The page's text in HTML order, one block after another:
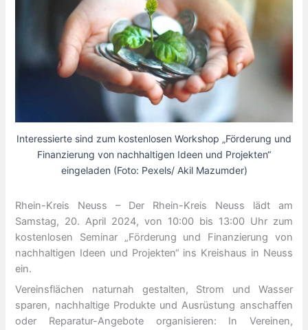
Interessierte sind zum kostenlosen Workshop „Förderung und
Finanzierung von nachhaltigen Ideen und Projekten“
eingeladen (Foto: Pexels/ Akil Mazumder)
Rhein-Kreis Neuss – Der Rhein-Kreis Neuss lädt am
Samstag, 20. April 2024, von 10:00 bis 13:00 Uhr zum
kostenlosen Seminar „Förderung und Finanzierung von
nachhaltigen Ideen und Projekten“ ins Kreishaus in Neuss
ein.
Vereinsflächen naturnah gestalten, Strom und Wasser
sparen, nachhaltige Produkte und Ausrüstung anschaffen
oder Reparatur-Angebote organisieren: In Vereinen,